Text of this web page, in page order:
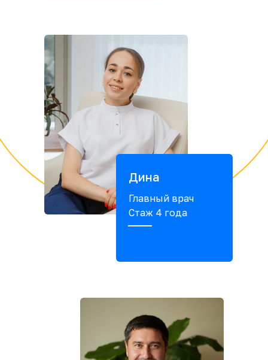
Главный врач
Стаж 4 года
Дина